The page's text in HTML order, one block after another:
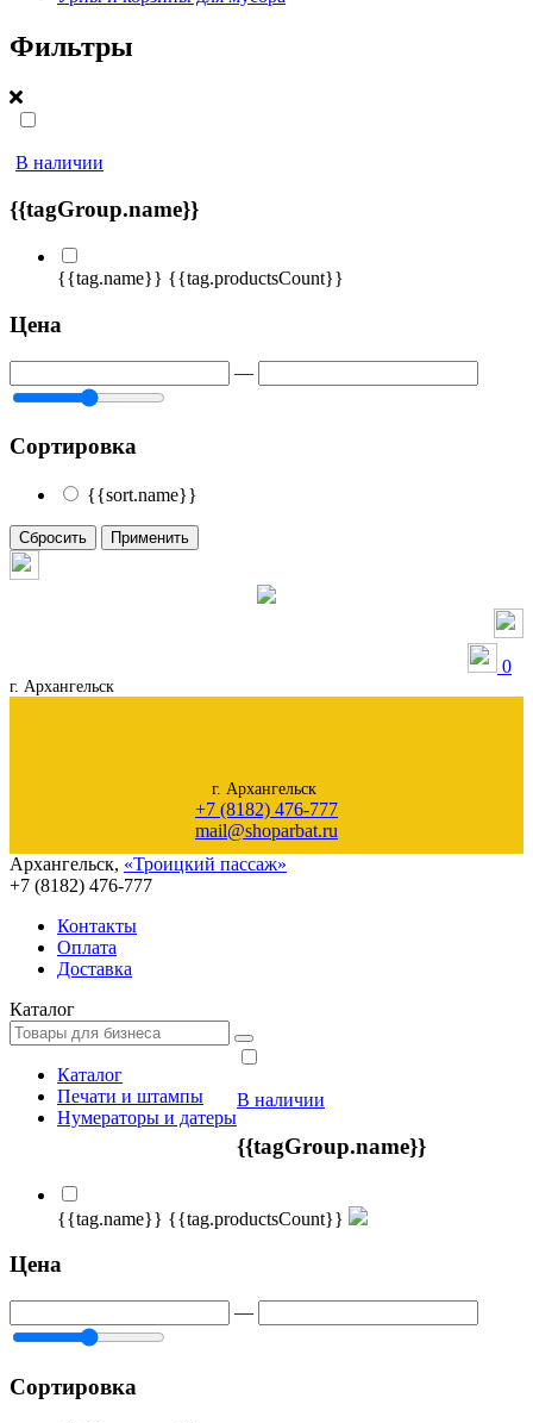
Фильтры
В наличии
{{tagGroup.name}}
{{tag.name}} {{tag.productsCount}}
Цена
—
Сортировка
{{sort.name}}
Сбросить Применить
0
г. Архангельск
г. Архангельск
+7 (8182) 476-777
mail@shoparbat.ru
Архангельск, «Троицкий пассаж»
+7 (8182) 476-777
Контакты
Оплата
Доставка
Каталог
Каталог
Печати и штампы
Нумераторы и датеры
В наличии
{{tagGroup.name}}
{{tag.name}} {{tag.productsCount}}
Цена
—
Сортировка